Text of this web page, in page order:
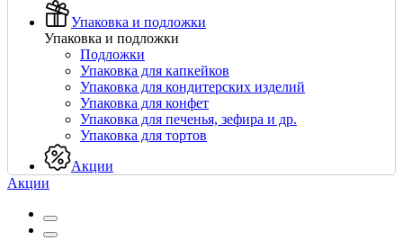
Упаковка и подложки
Упаковка и подложки
Подложки
Упаковка для капкейков
Упаковка для кондитерских изделий
Упаковка для конфет
Упаковка для печенья, зефира и др.
Упаковка для тортов
Акции
Акции